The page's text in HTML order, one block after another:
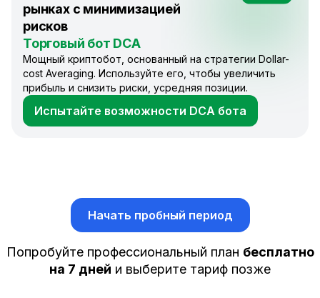
рынках с минимизацией
рисков
Торговый бот DCA
Мощный криптобот, основанный на стратегии Dollar-
cost Averaging. Используйте его, чтобы увеличить
прибыль и снизить риски, усредняя позиции.
Испытайте возможности DCA бота
Начать пробный период
Попробуйте профессиональный план бесплатно
на 7 дней и выберите тариф позже